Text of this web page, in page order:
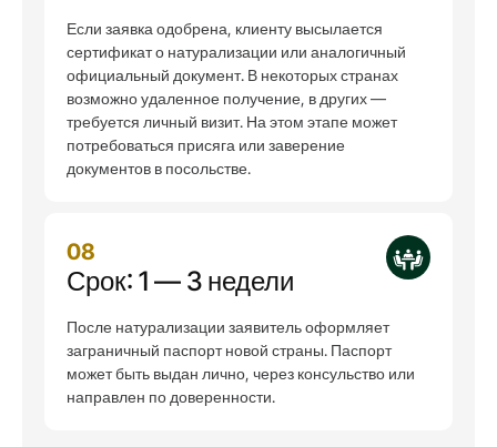
Если заявка одобрена, клиенту высылается
сертификат о натурализации или аналогичный
официальный документ. В некоторых странах
возможно удаленное получение, в других —
требуется личный визит. На этом этапе может
потребоваться присяга или заверение
документов в посольстве.
08
Срок: 1 — 3 недели
После натурализации заявитель оформляет
заграничный паспорт новой страны. Паспорт
может быть выдан лично, через консульство или
направлен по доверенности.